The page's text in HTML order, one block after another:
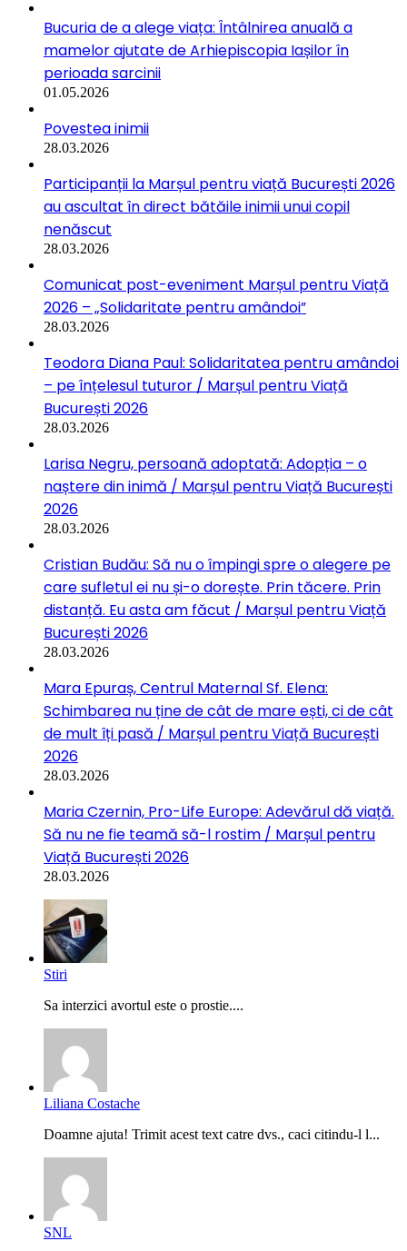
Bucuria de a alege viața: Întâlnirea anuală a
mamelor ajutate de Arhiepiscopia Iașilor în
perioada sarcinii
01.05.2026
Povestea inimii
28.03.2026
Participanții la Marșul pentru viață București 2026
au ascultat în direct bătăile inimii unui copil
nenăscut
28.03.2026
Comunicat post-eveniment Marșul pentru Viață
2026 – „Solidaritate pentru amândoi”
28.03.2026
Teodora Diana Paul: Solidaritatea pentru amândoi
– pe înțelesul tuturor / Marșul pentru Viață
București 2026
28.03.2026
Larisa Negru, persoană adoptată: Adopția – o
naștere din inimă / Marșul pentru Viață București
2026
28.03.2026
Cristian Budău: Să nu o împingi spre o alegere pe
care sufletul ei nu și-o dorește. Prin tăcere. Prin
distanță. Eu asta am făcut / Marșul pentru Viață
București 2026
28.03.2026
Mara Epuraș, Centrul Maternal Sf. Elena:
Schimbarea nu ține de cât de mare ești, ci de cât
de mult îți pasă / Marșul pentru Viață București
2026
28.03.2026
Maria Czernin, Pro-Life Europe: Adevărul dă viață.
Să nu ne fie teamă să-l rostim / Marșul pentru
Viață București 2026
28.03.2026
Stiri
Sa interzici avortul este o prostie....
Liliana Costache
Doamne ajuta! Trimit acest text catre dvs., caci citindu-l l...
SNL